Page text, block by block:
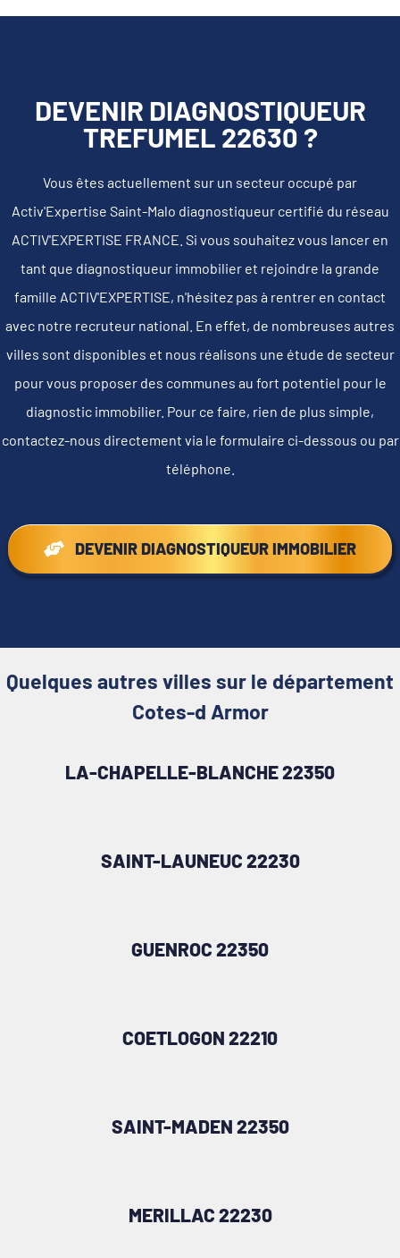
DEVENIR DIAGNOSTIQUEUR
TREFUMEL 22630 ?
Vous êtes actuellement sur un secteur occupé par
Activ'Expertise Saint-Malo diagnostiqueur certifié du réseau
ACTIV'EXPERTISE FRANCE. Si vous souhaitez vous lancer en
tant que diagnostiqueur immobilier et rejoindre la grande
famille ACTIV'EXPERTISE, n'hésitez pas à rentrer en contact
avec notre recruteur national. En effet, de nombreuses autres
villes sont disponibles et nous réalisons une étude de secteur
pour vous proposer des communes au fort potentiel pour le
diagnostic immobilier. Pour ce faire, rien de plus simple,
contactez-nous directement via le formulaire ci-dessous ou par
téléphone.
DEVENIR DIAGNOSTIQUEUR IMMOBILIER
Quelques autres villes sur le département
Cotes-d Armor
LA-CHAPELLE-BLANCHE 22350
SAINT-LAUNEUC 22230
GUENROC 22350
COETLOGON 22210
SAINT-MADEN 22350
MERILLAC 22230